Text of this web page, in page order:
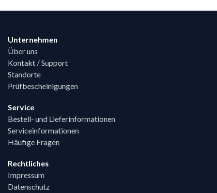
Unternehmen
Über uns
Kontakt / Support
Standorte
Prüfbescheinigungen
Service
Bestell- und Lieferinformationen
Serviceinformationen
Häufige Fragen
Rechtliches
Impressum
Datenschutz